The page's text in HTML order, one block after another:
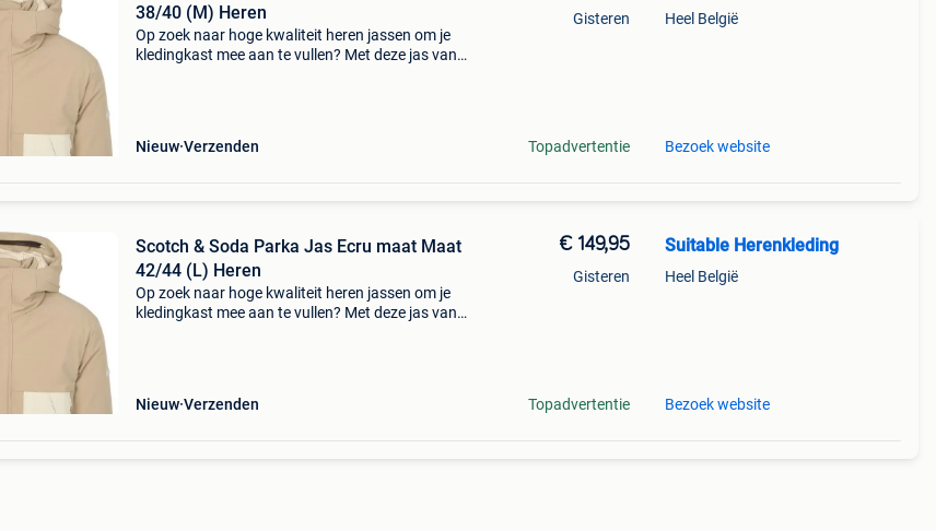
38/40 (M) Heren
Op zoek naar hoge kwaliteit heren jassen om je
kledingkast mee aan te vullen? Met deze jas van
Nieuw Verzenden
Gisteren
Topadvertentie
Heel België
Bezoek website
Scotch & Soda Parka Jas Ecru maat Maat
42/44 (L) Heren
Op zoek naar hoge kwaliteit heren jassen om je
kledingkast mee aan te vullen? Met deze jas van
Nieuw Verzenden
€ 149,95
Gisteren
Topadvertentie
Suitable Herenkleding
Heel België
Bezoek website